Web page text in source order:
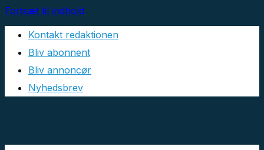
Fortsæt til indhold
Kontakt redaktionen
Bliv abonnent
Bliv annoncør
Nyhedsbrev